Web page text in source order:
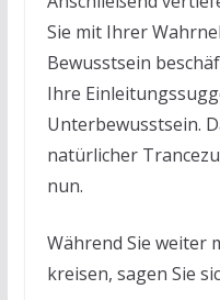
Sie mit Ihrer
Bewusstsein
Ihre
Unterbewusstsein.
natürlicher
nun.
Während Sie weiter
kreisen, sagen Sie